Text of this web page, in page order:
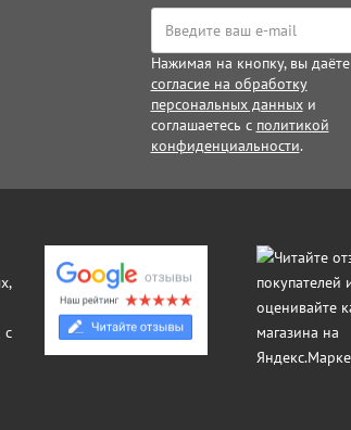
Нажимая на кнопку, вы даёте
согласие на обработку
персональных данныхи
соглашаетесь с политикой
конфиденциальности.
с